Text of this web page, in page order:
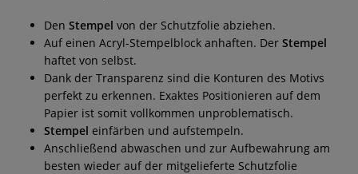
Den Stempel von der Schutzfolie abziehen.
Auf einen Acryl-Stempelblock anhaften. Der Stempel
haftet von selbst.
Dank der Transparenz sind die Konturen des Motivs
perfekt zu erkennen. Exaktes Positionieren auf dem
Papier ist somit vollkommen unproblematisch.
Stempel einfärben und aufstempeln.
Anschließend abwaschen und zur Aufbewahrung am
besten wieder auf der mitgelieferte Schutzfolie